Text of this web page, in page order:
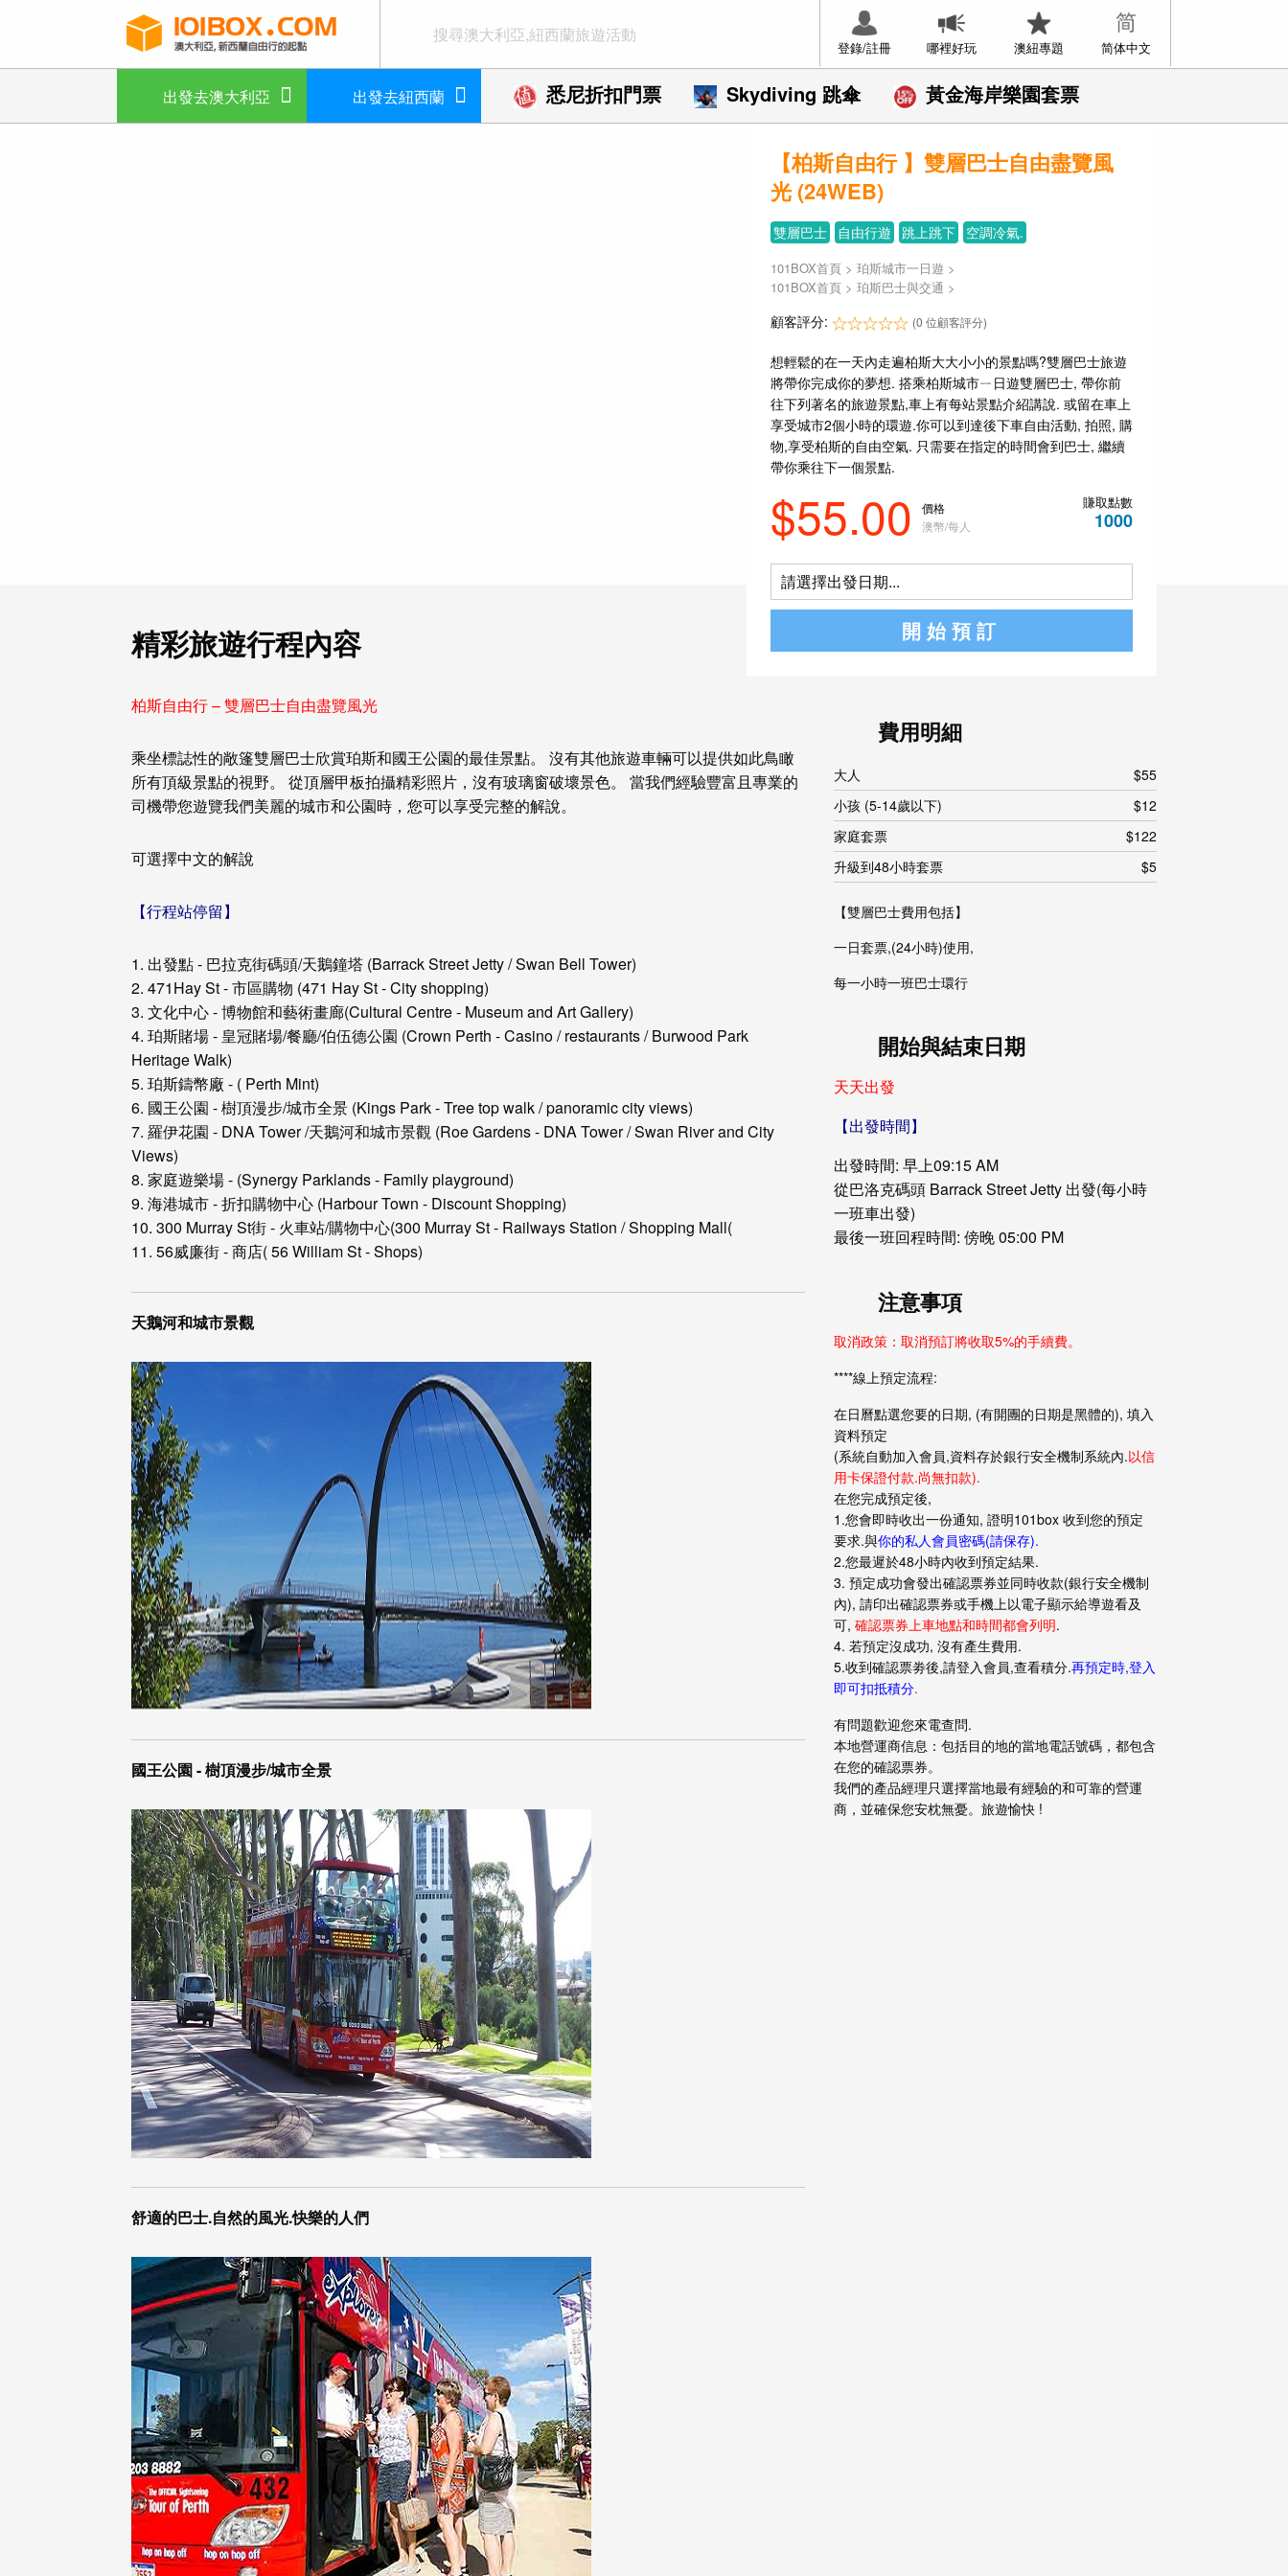
登錄/註冊 哪裡好玩 澳紐專題 简体中文
出發去澳大利亞 出發去紐西蘭 悉尼折扣門票 Skydiving 跳傘 黃金海岸樂園套票
【柏斯自由行 】雙層巴士自由盡覽風
光 (24WEB)
雙層巴士 自由行遊 跳上跳下 空調冷氣.
101BOX首頁> 珀斯城市一日遊 >
101BOX首頁> 珀斯巴士與交通 >
顧客評分: (0 位顧客評分)
想輕鬆的在一天內走遍柏斯大大小小的景點嗎?雙層巴士旅遊
將帶你完成你的夢想. 搭乘柏斯城市ㄧ日遊雙層巴士, 帶你前
往下列著名的旅遊景點,車上有每站景點介紹講說. 或留在車上
享受城市2個小時的環遊.你可以到達後下車自由活動, 拍照, 購
物,享受柏斯的自由空氣. 只需要在指定的時間會到巴士, 繼續
帶你乘往下一個景點.
$55.00
價格
澳幣/每人
賺取點數
1000
請選擇出發日期...
開始預訂
精彩旅遊行程內容
柏斯自由行 – 雙層巴士自由盡覽風光
乘坐標誌性的敞篷雙層巴士欣賞珀斯和國王公園的最佳景點。 沒有其他旅遊車輛可以提供如此鳥瞰
所有頂級景點的視野。 從頂層甲板拍攝精彩照片，沒有玻璃窗破壞景色。 當我們經驗豐富且專業的
司機帶您遊覽我們美麗的城市和公園時，您可以享受完整的解說。
可選擇中文的解說
【行程站停留】
1. 出發點 - 巴拉克街碼頭/天鵝鐘塔 (Barrack Street Jetty / Swan Bell Tower)
2. 471Hay St - 市區購物 (471 Hay St - City shopping)
3. 文化中心 - 博物館和藝術畫廊(Cultural Centre - Museum and Art Gallery)
4. 珀斯賭場 - 皇冠賭場/餐廳/伯伍德公園 (Crown Perth - Casino / restaurants / Burwood Park
Heritage Walk)
5. 珀斯鑄幣廠 - ( Perth Mint)
6. 國王公園 - 樹頂漫步/城市全景 (Kings Park - Tree top walk / panoramic city views)
7. 羅伊花園 - DNA Tower /天鵝河和城市景觀 (Roe Gardens - DNA Tower / Swan River and City
Views)
8. 家庭遊樂場 - (Synergy Parklands - Family playground)
9. 海港城市 - 折扣購物中心 (Harbour Town - Discount Shopping)
10. 300 Murray St街 - 火車站/購物中心(300 Murray St - Railways Station / Shopping Mall(
11. 56威廉街 - 商店( 56 William St - Shops)
天鵝河和城市景觀
國王公園 - 樹頂漫步/城市全景
舒適的巴士.自然的風光.快樂的人們
費用明細
大人
$55
小孩 (5-14歲以下)
$12
家庭套票
$122
升級到48小時套票
$5
【雙層巴士費用包括】
一日套票,(24小時)使用,
每一小時一班巴士環行
開始與結束日期
天天出發
【出發時間】
出發時間: 早上09:15 AM
從巴洛克碼頭 Barrack Street Jetty 出發(每小時
一班車出發)
最後一班回程時間: 傍晚 05:00 PM
注意事項
取消政策：取消預訂將收取5%的手續費。
****線上預定流程:
在日曆點選您要的日期, (有開團的日期是黑體的), 填入
資料預定
(系統自動加入會員,資料存於銀行安全機制系統內.以信
用卡保證付款.尚無扣款).
在您完成預定後,
1.您會即時收出一份通知, 證明101box 收到您的預定
要求.與你的私人會員密碼(請保存).
2.您最遲於48小時內收到預定結果.
3. 預定成功會發出確認票券並同時收款(銀行安全機制
內), 請印出確認票券或手機上以電子顯示給導遊看及
可,確認票券上車地點和時間都會列明.
4. 若預定沒成功, 沒有產生費用.
5.收到確認票劵後,請登入會員,查看積分.再預定時,登入
即可扣抵積分.
有問題歡迎您來電查問.
本地營運商信息：包括目的地的當地電話號碼，都包含
在您的確認票券。
我們的產品經理只選擇當地最有經驗的和可靠的營運
商，並確保您安枕無憂。旅遊愉快 !